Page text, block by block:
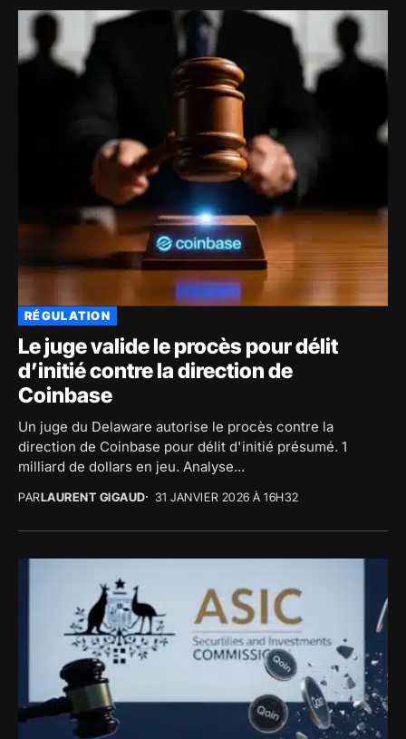
RÉGULATION
Le juge valide le procès pour délit
d’initié contre la direction de
Coinbase
Un juge du Delaware autorise le procès contre la
direction de Coinbase pour délit d'initié présumé. 1
milliard de dollars en jeu. Analyse...
PARLAURENT GIGAUD 31 JANVIER 2026 À 16H32